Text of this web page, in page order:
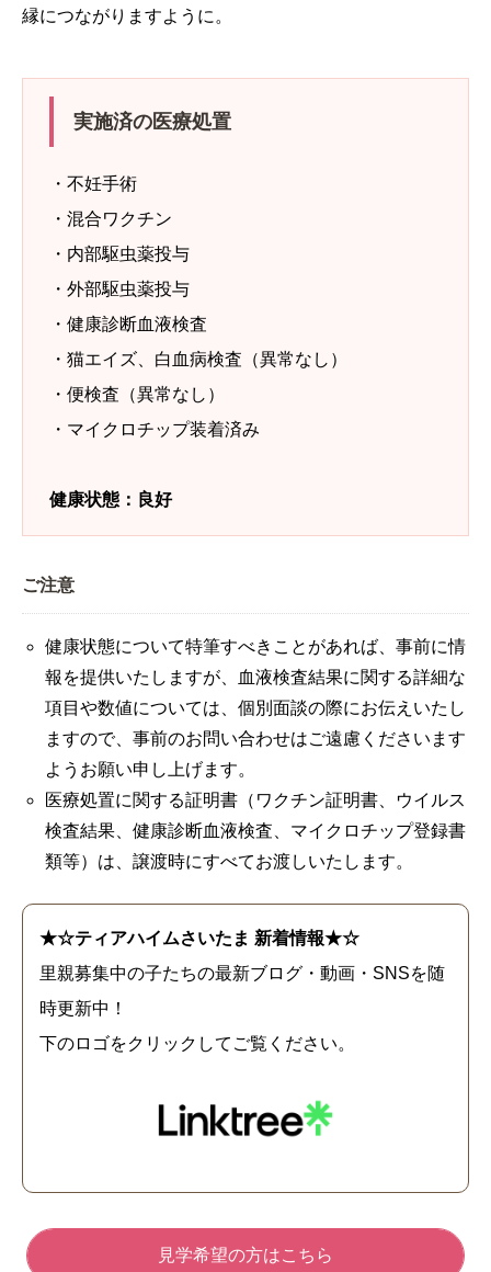
縁につながりますように。
実施済の医療処置
・不妊手術
・混合ワクチン
・内部駆虫薬投与
・外部駆虫薬投与
・健康診断血液検査
・猫エイズ、白血病検査（異常なし）
・便検査（異常なし）
・マイクロチップ装着済み
健康状態：良好
ご注意
健康状態について特筆すべきことがあれば、事前に情
報を提供いたしますが、血液検査結果に関する詳細な
項目や数値については、個別面談の際にお伝えいたし
ますので、事前のお問い合わせはご遠慮くださいます
ようお願い申し上げます。
医療処置に関する証明書（ワクチン証明書、ウイルス
検査結果、健康診断血液検査、マイクロチップ登録書
類等）は、譲渡時にすべてお渡しいたします。
★☆ティアハイムさいたま 新着情報★☆
里親募集中の子たちの最新ブログ・動画・SNSを随
時更新中！
下のロゴをクリックしてご覧ください。
見学希望の方はこちら